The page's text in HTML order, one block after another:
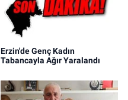
Erzin'de Genç Kadın
Tabancayla Ağır Yaralandı